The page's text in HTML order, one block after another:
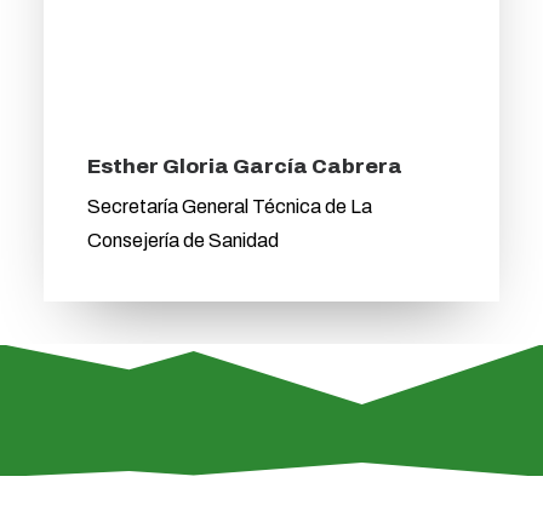
Esther Gloria García Cabrera
Secretaría General Técnica de La
Consejería de Sanidad